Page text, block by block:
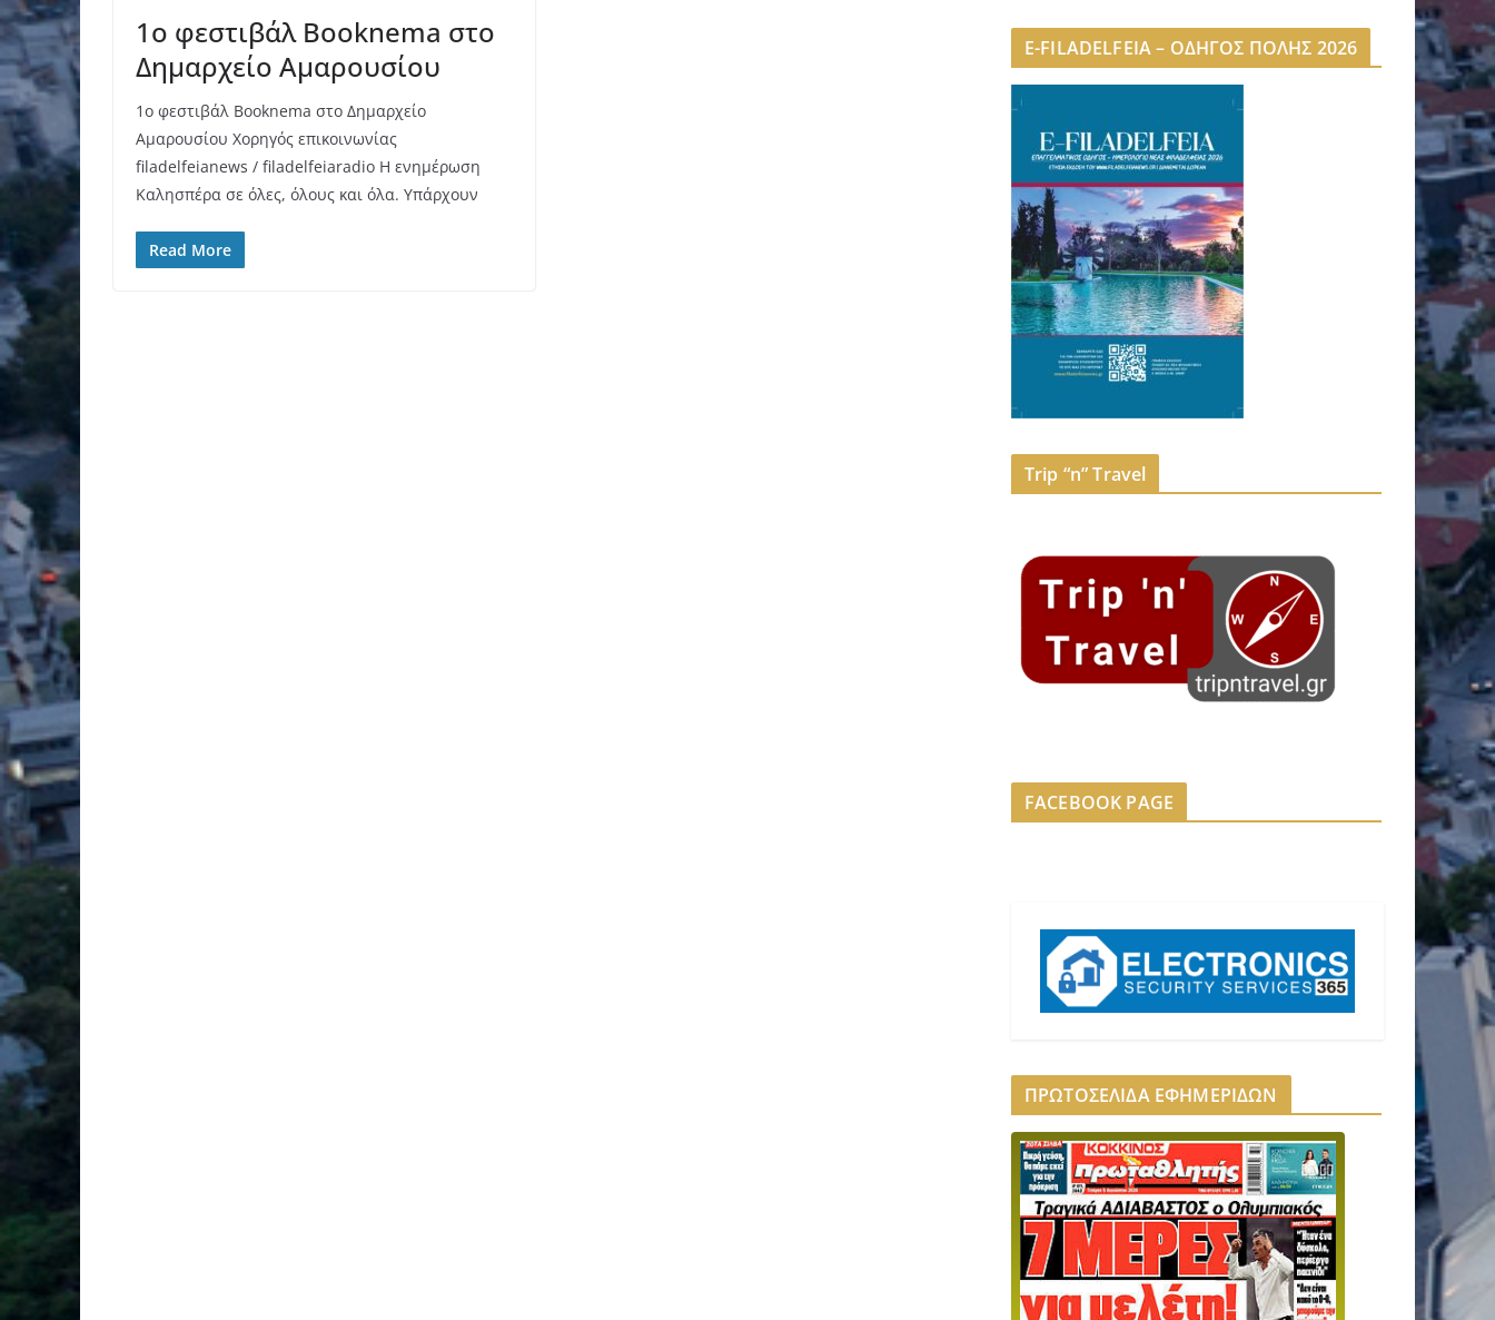
1ο φεστιβάλ Booknema στο
Δημαρχείο Αμαρουσίου
1ο φεστιβάλ Booknema στο Δημαρχείο
Αμαρουσίου Χορηγός επικοινωνίας
filadelfeianews / filadelfeiaradio Η ενημέρωση
Καλησπέρα σε όλες, όλους και όλα. Υπάρχουν
Read More
E-FILADELFEIA – ΟΔΗΓΟΣ ΠΟΛΗΣ 2026
Trip “n” Travel
FACEBOOK PAGE
ΠΡΩΤΟΣΕΛΙΔΑ ΕΦΗΜΕΡΙΔΩΝ